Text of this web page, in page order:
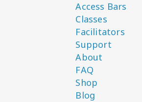
Access Bars
Classes
Facilitators
Support
About
FAQ
Shop
Blog